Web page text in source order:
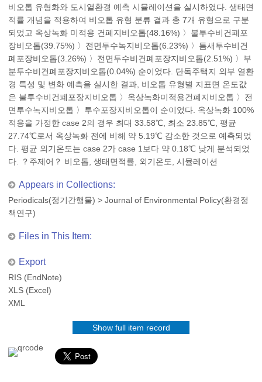
비오톱 유형화와 도시열환경 예측 시뮬레이션을 실시하였다. 생태면
적률 개념을 적용하여 비오톱 유형 분류 결과 총 7개 유형으로 구분
되었고 옥상녹화 미적용 건폐지비오톱(48.16%) 〉불투수비건폐포
장비오톱(39.75%) 〉전면투수녹지비오톱(6.23%) 〉틈새투수비건
폐포장비오톱(3.26%) 〉전면투수비건폐포장지비오톱(2.51%) 〉부
분투수비건폐포장지비오톱(0.04%) 순이었다. 단독주택지 외부 열환
경 특성 및 변화 예측을 실시한 결과, 비오톱 유형별 지표면 온도값
은 불투수비건폐포장지비오톱 〉옥상녹화미적용건폐지비오톱 〉전
면투수녹지비오톱 〉투수포장지비오톱이 순이었다. 옥상녹화 100%
적용을 가정한 case 2의 경우 최대 33.58℃, 최소 23.85℃, 평균
27.74℃로서 옥상녹화 전에 비해 약 5.19℃ 감소한 것으로 예측되었
다. 평균 외기온도는 case 2가 case 1보다 약 0.18℃ 낮게 분석되었
다. ？주제어？ 비오톱, 생태면적률, 외기온도, 시뮬레이션
Appears in Collections:
Periodicals(정기간행물) > Journal of Environmental Policy(환경정
책연구)
Files in This Item:
Export
RIS (EndNote)
XLS (Excel)
XML
Show full item record